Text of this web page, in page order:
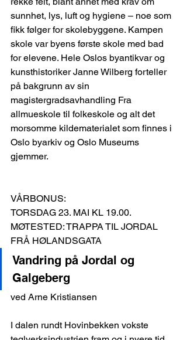
sunnhet, lys, luft og hygiene – noe som
fikk følger for skolebyggene. Kampen
skole var byens første skole med bad
for elevene. Hele Oslos byantikvar og
kunsthistoriker Janne Wilberg forteller
på bakgrunn av sin
magistergradsavhandling Fra
allmueskole til folkeskole og alt det
morsomme kildematerialet som finnes i
Oslo byarkiv og Oslo Museums
gjemmer.
VÅRBONUS:
TORSDAG 23. MAI KL 19.00.
MØTESTED: TRAPPA TIL JORDAL
FRÅ HØLANDSGATA
Vandring på Jordal og
Galgeberg
ved Arne Kristiansen
I dalen rundt Hovinbekken vokste